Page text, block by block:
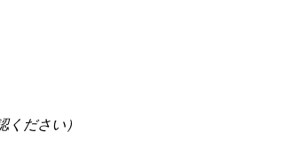
ださい）